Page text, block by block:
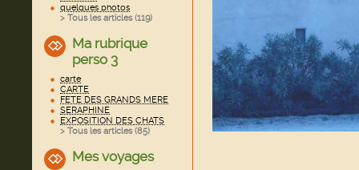
quelques photos
> Tous les articles (119)
Ma rubrique
perso 3
carte
CARTE
FETE DES GRANDS MERE
SERAPHINE
EXPOSITION DES CHATS
> Tous les articles (85)
Mes voyages